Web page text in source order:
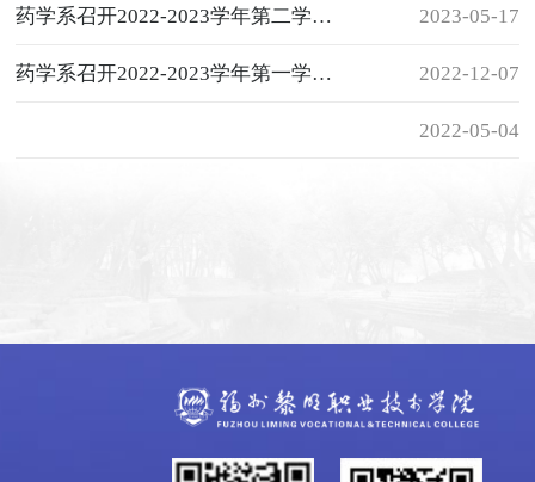
药学系召开2022-2023学年第二学期学生评教会 2023-05-17
药学系召开2022-2023学年第一学期 学生评教会 2022-12-07
2022-05-04